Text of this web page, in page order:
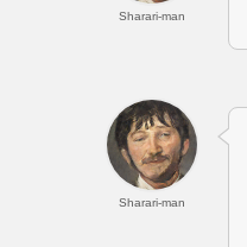
Sharari-man
Sharari-man